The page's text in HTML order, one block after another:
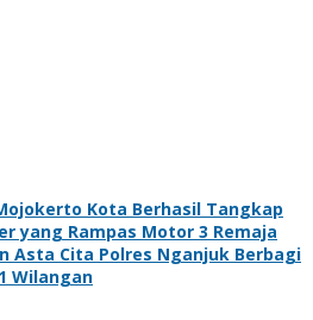
Kota Berhasil Tangkap
yang Rampas Motor 3 Remaja
Asta Cita Polres Nganjuk Berbagi
Wilangan